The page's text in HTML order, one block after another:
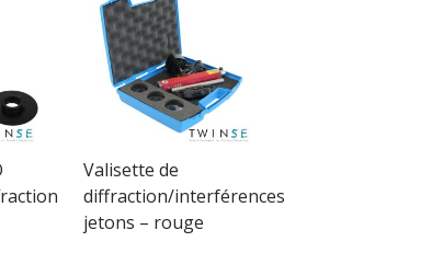
Valisette de
diffraction/interférences
jetons – rouge